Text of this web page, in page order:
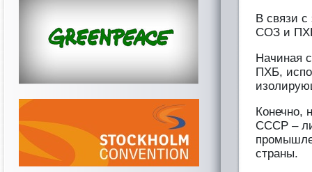
В связи с
СОЗ и
Начиная
ПХБ,
Конечно,
СССР –
страны.